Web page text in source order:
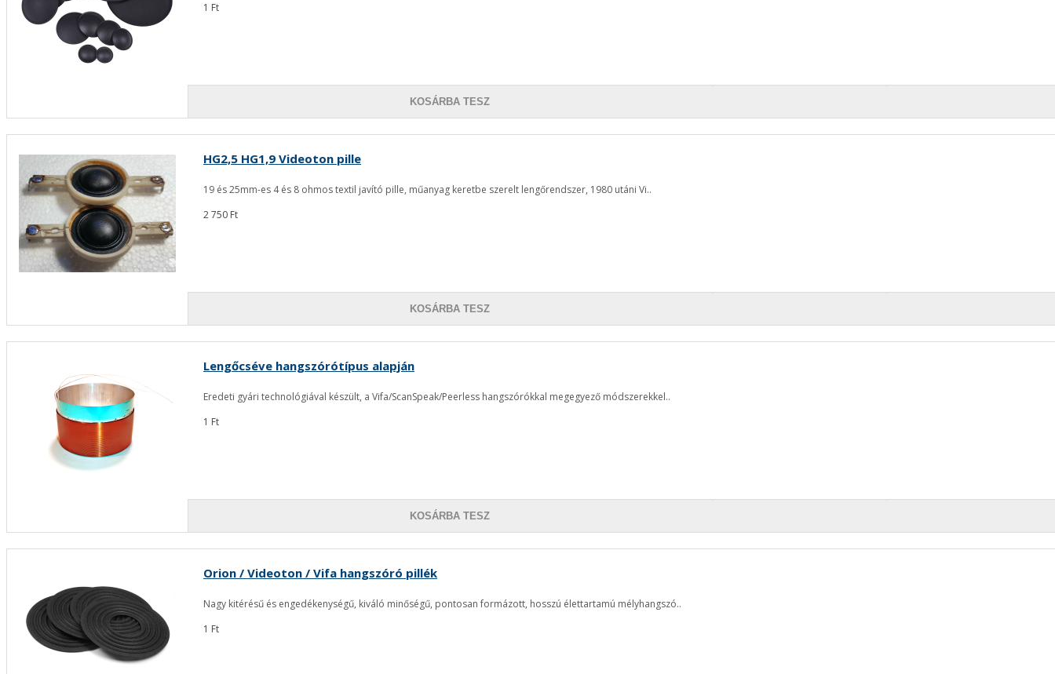
1 Ft
KOSÁRBA TESZ
HG2,5 HG1,9 Videoton pille
19 és 25mm-es 4 és 8 ohmos textil javító pille, műanyag keretbe szerelt lengőrendszer, 1980 utáni Vi..
2 750 Ft
KOSÁRBA TESZ
Lengőcséve hangszórótípus alapján
Eredeti gyári technológiával készült, a Vifa/ScanSpeak/Peerless hangszórókkal megegyező módszerekkel..
1 Ft
KOSÁRBA TESZ
Orion / Videoton / Vifa hangszóró pillék
Nagy kitérésű és engedékenységű, kiváló minőségű, pontosan formázott, hosszú élettartamú mélyhangszó..
1 Ft